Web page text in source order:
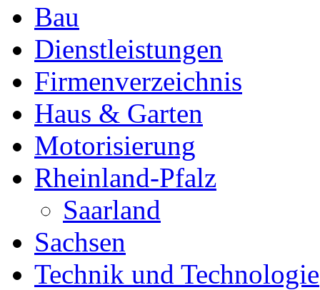
Bau
Dienstleistungen
Firmenverzeichnis
Haus & Garten
Motorisierung
Rheinland-Pfalz
Saarland
Sachsen
Technik und Technologie